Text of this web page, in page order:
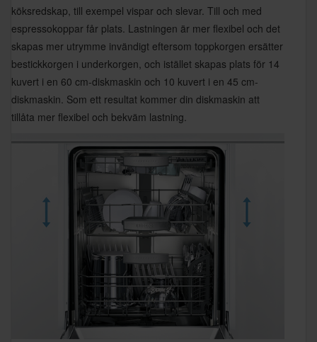
köksredskap, till exempel vispar och slevar. Till och med
espressokoppar får plats. Lastningen är mer flexibel och det
skapas mer utrymme invändigt eftersom toppkorgen ersätter
bestickkorgen i underkorgen, och istället skapas plats för 14
kuvert i en 60 cm-diskmaskin och 10 kuvert i en 45 cm-
diskmaskin. Som ett resultat kommer din diskmaskin att
tillåta mer flexibel och bekväm lastning.